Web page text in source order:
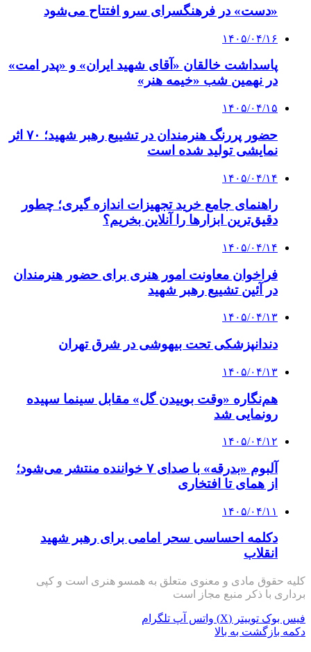
«دست» در فرهنگسرای سرو افتتاح می‌شود
۱۴۰۵/۰۴/۱۶
پاسداشت خالقان «آقای شهید ایران» و «پدر امت»
در نهمین شب «خیمه هنر»
۱۴۰۵/۰۴/۱۵
حضور پررنگ هنرمندان در تشییع رهبر شهید؛ ۷۰ اثر
نمایشی تولید شده است
۱۴۰۵/۰۴/۱۴
راهنمای جامع خرید تجهیزات اندازه گیری؛ چطور
دقیق‌ترین ابزارها را آنلاین بخریم؟
۱۴۰۵/۰۴/۱۴
فراخوان معاونت امور هنری برای حضور هنرمندان
در آئین تشییع رهبر شهید
۱۴۰۵/۰۴/۱۳
دندانپزشکی تحت بیهوشی در شرق تهران
۱۴۰۵/۰۴/۱۳
هم‌نگاره «وقت بوییدن گل» مقابل سینما سپیده
رونمایی شد
۱۴۰۵/۰۴/۱۲
آلبوم «بدرقه» با صدای ۷ خواننده منتشر می‌شود؛
از همای تا افتخاری
۱۴۰۵/۰۴/۱۱
دکلمه‌ احساسی سحر امامی برای رهبر شهید
انقلاب
کلیه حقوق مادی و معنوی متعلق به همسو هنری است و کپی
برداری با ذکر منبع مجاز است
فیس بوک توییتر (X) واتس آپ تلگرام
دکمه بازگشت به بالا